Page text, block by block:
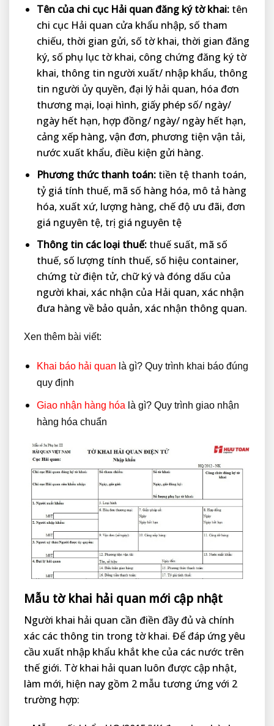
Tên của chi cục Hải quan đăng ký tờ khai:tên
chi cục Hải quan cửa khẩu nhập, số tham
chiếu, thời gian gửi, số tờ khai, thời gian đăng
ký, số phụ lục tờ khai, công chứng đăng ký tờ
khai, thông tin người xuất/ nhập khẩu, thông
tin người ủy quyền, đại lý hải quan, hóa đơn
thương mại, loại hình, giấy phép số/ ngày/
ngày hết hạn, hợp đồng/ ngày/ ngày hết hạn,
cảng xếp hàng, vận đơn, phương tiện vận tải,
nước xuất khẩu, điều kiện gửi hàng.
Phương thức thanh toán:tiền tệ thanh toán,
tỷ giá tính thuế, mã số hàng hóa, mô tả hàng
hóa, xuất xứ, lượng hàng, chế độ ưu đãi, đơn
giá nguyên tệ, trị giá nguyên tệ
Thông tin các loại thuế:thuế suất, mã số
thuế, số lượng tính thuế, số hiệu container,
chứng từ điện tử, chữ ký và đóng dấu của
người khai, xác nhận của Hải quan, xác nhận
đưa hàng về bảo quản, xác nhận thông quan.
Xen thêm bài viết:
Khai báo hải quan là gì? Quy trình khai báo đúng
quy định
Giao nhận hàng hóa là gì? Quy trình giao nhận
hàng hóa chuẩn
Mẫu tờ khai hải quan mới cập nhật
Người khai hải quan cần điền đầy đủ và chính
xác các thông tin trong tờ khai. Để đáp ứng yêu
cầu xuất nhập khẩu khắt khe của các nước trên
thế giới. Tờ khai hải quan luôn được cập nhật,
làm mới, hiện nay gồm 2 mẫu tương ứng với 2
trường hợp: